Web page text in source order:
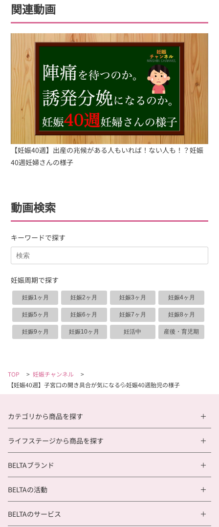
関連動画
【妊娠40週】出産の兆候がある人もいれば！ない人も！？妊娠
40週妊婦さんの様子
動画検索
キーワードで探す
妊娠周期で探す
妊娠1ヶ月 妊娠2ヶ月 妊娠3ヶ月 妊娠4ヶ月
妊娠5ヶ月 妊娠6ヶ月 妊娠7ヶ月 妊娠8ヶ月
妊娠9ヶ月 妊娠10ヶ月 妊活中 産後・育児期
TOP > 妊娠チャンネル
>
【妊娠40週】子宮口の開き具合が気になる💦妊娠40週胎児の様子
カテゴリから商品を探す
ライフステージから商品を探す
BELTAブランド
BELTAの活動
BELTAのサービス